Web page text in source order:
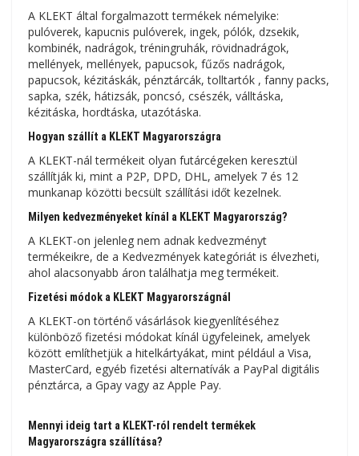
A KLEKT által forgalmazott termékek némelyike:
pulóverek, kapucnis pulóverek, ingek, pólók, dzsekik,
kombinék, nadrágok, tréningruhák, rövidnadrágok,
mellények, mellények, papucsok, fűzős nadrágok,
papucsok, kézitáskák, pénztárcák, tolltartók , fanny packs,
sapka, szék, hátizsák, poncsó, csészék, válltáska,
kézitáska, hordtáska, utazótáska.
Hogyan szállít a KLEKT Magyarországra
A KLEKT-nál termékeit olyan futárcégeken keresztül
szállítják ki, mint a P2P, DPD, DHL, amelyek 7 és 12
munkanap közötti becsült szállítási időt kezelnek.
Milyen kedvezményeket kínál a KLEKT Magyarország?
A KLEKT-on jelenleg nem adnak kedvezményt
termékeikre, de a Kedvezmények kategóriát is élvezheti,
ahol alacsonyabb áron találhatja meg termékeit.
Fizetési módok a KLEKT Magyarországnál
A KLEKT-on történő vásárlások kiegyenlítéséhez
különböző fizetési módokat kínál ügyfeleinek, amelyek
között említhetjük a hitelkártyákat, mint például a Visa,
MasterCard, egyéb fizetési alternatívák a PayPal digitális
pénztárca, a Gpay vagy az Apple Pay.
Mennyi ideig tart a KLEKT-ról rendelt termékek
Magyarországra szállítása?